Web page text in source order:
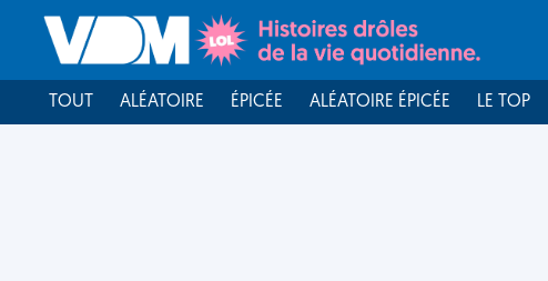
TOUT ALÉATOIRE ÉPICÉE ALÉATOIRE ÉPICÉE LE TOP